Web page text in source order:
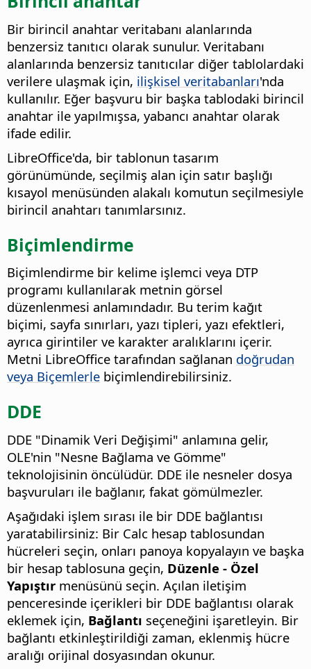
Bir birincil anahtar veritabanı alanlarında
benzersiz tanıtıcı olarak sunulur. Veritabanı
alanlarında benzersiz tanıtıcılar diğer tablolardaki
verilere ulaşmak için, ilişkisel veritabanları'nda
kullanılır. Eğer başvuru bir başka tablodaki birincil
anahtar ile yapılmışsa, yabancı anahtar olarak
ifade edilir.
LibreOffice'da, bir tablonun tasarım
görünümünde, seçilmiş alan için satır başlığı
kısayol menüsünden alakalı komutun seçilmesiyle
birincil anahtarı tanımlarsınız.
Biçimlendirme
Biçimlendirme bir kelime işlemci veya DTP
programı kullanılarak metnin görsel
düzenlenmesi anlamındadır. Bu terim kağıt
biçimi, sayfa sınırları, yazı tipleri, yazı efektleri,
ayrıca girintiler ve karakter aralıklarını içerir.
Metni LibreOffice tarafından sağlanan doğrudan
veya Biçemlerle biçimlendirebilirsiniz.
DDE
DDE "Dinamik Veri Değişimi" anlamına gelir,
OLE'nin "Nesne Bağlama ve Gömme"
teknolojisinin öncülüdür. DDE ile nesneler dosya
başvuruları ile bağlanır, fakat gömülmezler.
Aşağıdaki işlem sırası ile bir DDE bağlantısı
yaratabilirsiniz: Bir Calc hesap tablosundan
hücreleri seçin, onları panoya kopyalayın ve başka
bir hesap tablosuna geçin, Düzenle - Özel
Yapıştır menüsünü seçin. Açılan iletişim
penceresinde içerikleri bir DDE bağlantısı olarak
eklemek için, Bağlantı seçeneğini işaretleyin. Bir
bağlantı etkinleştirildiği zaman, eklenmiş hücre
aralığı orijinal dosyasından okunur.